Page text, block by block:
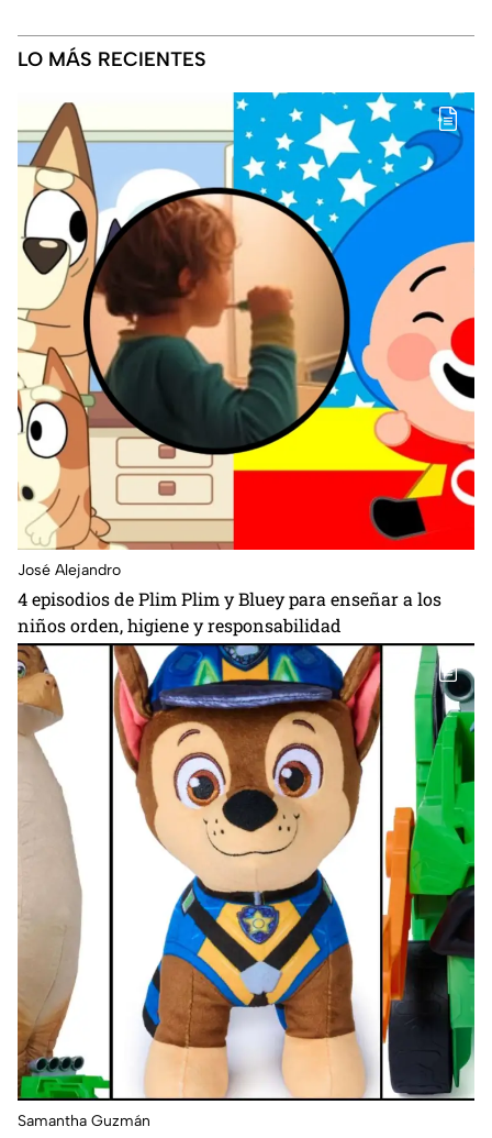
LO MÁS RECIENTES
José Alejandro
4 episodios de Plim Plim y Bluey para enseñar a los
niños orden, higiene y responsabilidad
Samantha Guzmán